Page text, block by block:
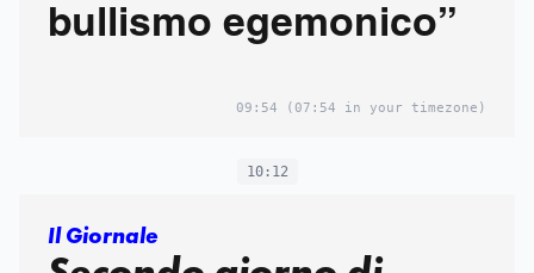
bullismo egemonico”
09:54 (07:54 in your timezone)
10:12
Il Giornale